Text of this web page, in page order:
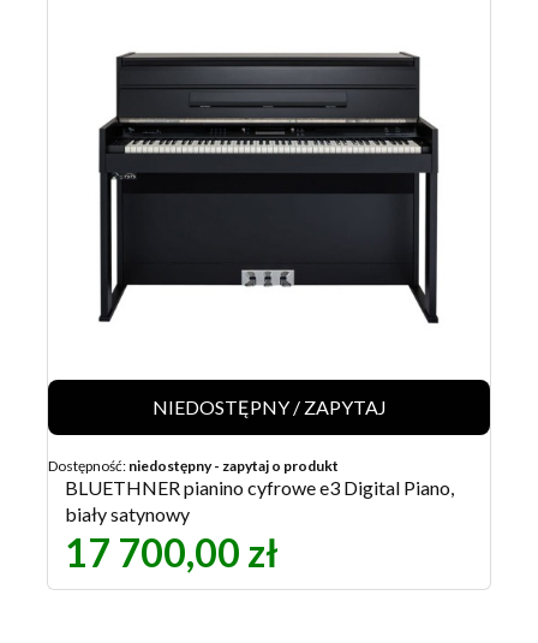
NIEDOSTĘPNY / ZAPYTAJ
Dostępność: niedostępny - zapytaj o produkt
BLUETHNER pianino cyfrowe e3 Digital Piano,
biały satynowy
17 700,00 zł